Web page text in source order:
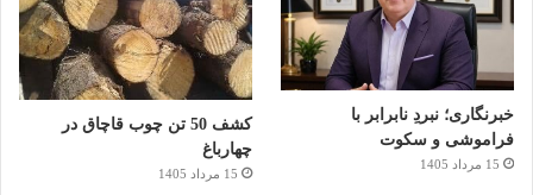
خبرنگاری؛ نبردِ نابرابر با
فراموشی و سکوت
15 مرداد 1405
کشف 50 تن چوب قاچاق در
چهارباغ
15 مرداد 1405